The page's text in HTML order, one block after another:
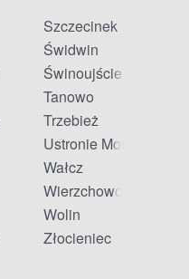
Szczecinek
Świdwin
Świnoujście
Tanowo
Trzebież
Ustronie Morskie
Wałcz
Wierzchowo
Wolin
Złocieniec